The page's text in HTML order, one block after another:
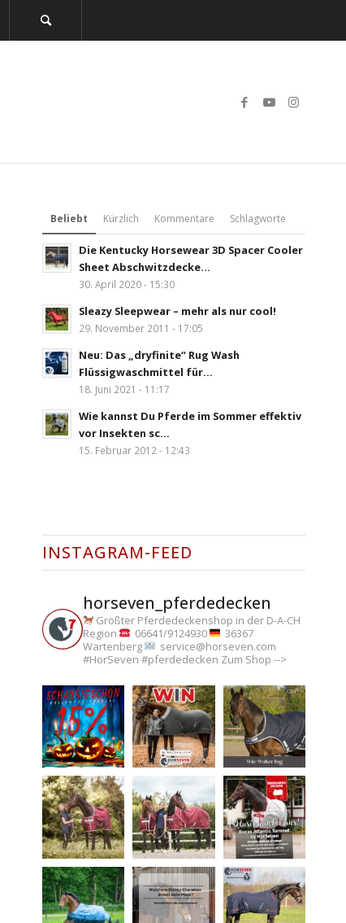
Beliebt Kürzlich Kommentare Schlagworte
Die Kentucky Horsewear 3D Spacer Cooler
Sheet Abschwitzdecke...
30. April 2020 - 15:30
Sleazy Sleepwear – mehr als nur cool!
29. November 2011 - 17:05
Neu: Das „dryfinite“ Rug Wash
Flüssigwaschmittel für...
18. Juni 2021 - 11:17
Wie kannst Du Pferde im Sommer effektiv
vor Insekten sc...
15. Februar 2012 - 12:43
INSTAGRAM-FEED
horseven_pferdedecken
Größter Pferdedeckenshop in der D-A-CH
Region
06641/9124930
36367
Wartenberg
service@horseven.com
#HorSeven #pferdedecken Zum Shop -->